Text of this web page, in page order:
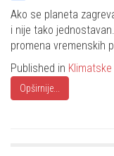
Share
Ako se planeta
i nije tako
promena vremenskih
Published in
Opširnije...